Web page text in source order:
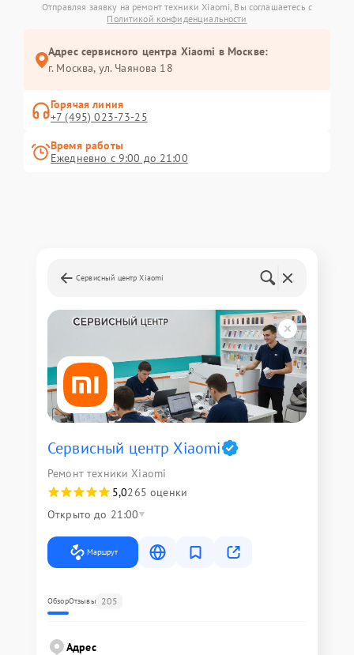
Отправляя заявку на ремонт техники Xiaomi, Вы соглашаетесь с
Политикой конфиденциальности
Адрес сервисного центра Xiaomi в Москве:
г. Москва, ул. Чаянова 18
Горячая линия
+7 (495) 023-73-25
Время работы
Ежедневно с 9:00 до 21:00
Сервисный центр Xiaomi
Сервисный центр Xiaomi
Ремонт техники Xiaomi
5,0265 оценки
Открыто до 21:00
Маршрут
ОбзорОтзывы 205
Адрес